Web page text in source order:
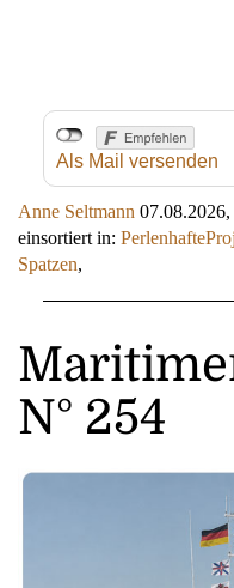
Als Mail versenden
Anne Seltmann
einsortiert in:
Spatzen,
N° 254